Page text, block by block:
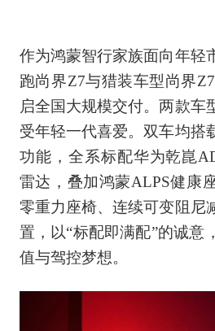
作为鸿蒙智行家族面向年轻
跑尚界Z7与猎装车型尚界
启‌全国大规模交付‌。两款车
受年轻一代喜爱。双车均搭
功能，全系标配华为乾崑
雷达，叠加鸿蒙ALPS健康
零重力座椅、连续可变阻尼
置，以“标配即满配”的诚意
值与驾控梦想。